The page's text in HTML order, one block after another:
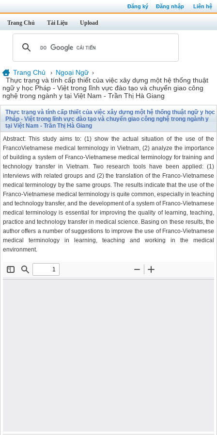
Đăng ký Đăng nhập Liên hệ
Trang Chủ Tài Liệu Upload
Trang Chủ › Ngoại Ngữ ›
Thực trạng và tính cấp thiết của việc xây dựng một hệ thống thuật
ngữ y học Pháp - Việt trong lĩnh vực đào tạo và chuyển giao công
nghệ trong ngành y tại Việt Nam - Trần Thị Hà Giang
Thực trạng và tính cấp thiết của việc xây dựng một hệ thống thuật ngữ y học
Pháp - Việt trong lĩnh vực đào tạo và chuyển giao công nghệ trong ngành y
tại Việt Nam - Trần Thị Hà Giang
Abstract: This study aims to: (1) show the actual situation of the use of the
FrancoVietnamese medical terminology in Vietnam, (2) analyze the importance
of building a system of Franco-Vietnamese medical terminology for training and
technology transfer in Vietnam. Two research tools have been applied: (1)
interviews with related groups and (2) the translation of the Franco-Vietnamese
medical terminology by the same groups. The results indicate that the use of the
Franco-Vietnamese medical terminology is quite common, especially in teaching
and technology transfer, and the development of a system of Franco-Vietnamese
medical terminology is essential for improving the quality of learning, teaching,
practice and technology transfer in medical science. Basing on these results, the
author offers a number of suggestions to improve the use of Franco-Vietnamese
medical terminology in learning, teaching and working in the medical
environment.